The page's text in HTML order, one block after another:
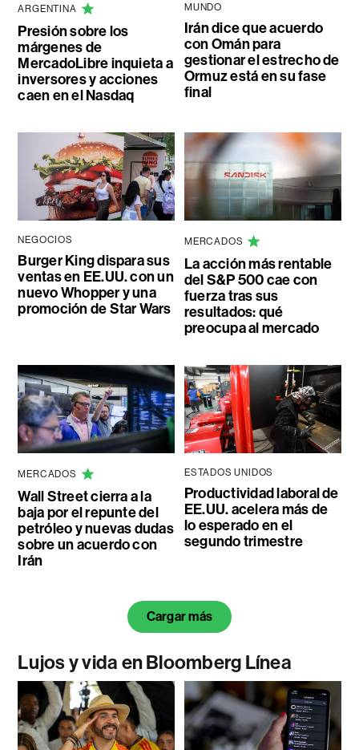
ARGENTINA
Presión sobre los
márgenes de
MercadoLibre inquieta a
inversores y acciones
caen en el Nasdaq
MUNDO
Irán dice que acuerdo
con Omán para
gestionar el estrecho de
Ormuz está en su fase
final
NEGOCIOS
Burger King dispara sus
ventas en EE.UU. con un
nuevo Whopper y una
promoción de Star Wars
MERCADOS
La acción más rentable
del S&P 500 cae con
fuerza tras sus
resultados: qué
preocupa al mercado
MERCADOS
Wall Street cierra a la
baja por el repunte del
petróleo y nuevas dudas
sobre un acuerdo con
Irán
ESTADOS UNIDOS
Productividad laboral de
EE.UU. acelera más de
lo esperado en el
segundo trimestre
Cargar más
Lujos y vida en Bloomberg Línea